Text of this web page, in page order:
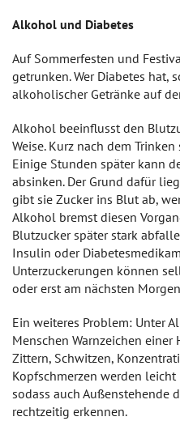
Alkohol und Diabetes
Auf Sommerfesten und
getrunken. Wer Diabetes hat,
alkoholischer Getränke auf
Alkohol beeinflusst den
Weise. Kurz nach dem
Einige Stunden später kann
absinken. Der Grund dafür
gibt sie Zucker ins Blut ab,
Alkohol bremst diesen
Blutzucker später stark
Insulin oder
Unterzuckerungen können
oder erst am nächsten
Ein weiteres Problem: Unter
Menschen Warnzeichen
Zittern, Schwitzen,
Kopfschmerzen werden
sodass auch Außenstehende
rechtzeitig erkennen.